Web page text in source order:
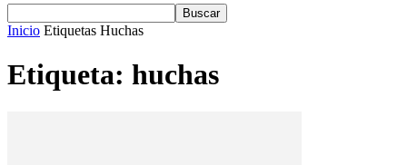
Inicio Etiquetas Huchas
Etiqueta: huchas